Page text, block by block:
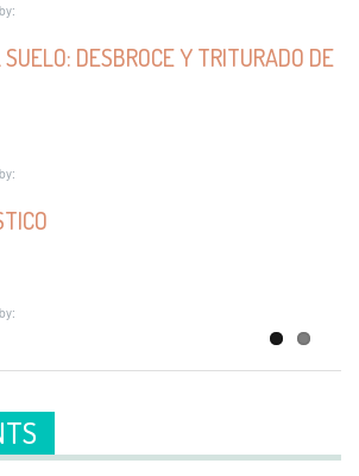
DESBROCE Y TRITURADO DE